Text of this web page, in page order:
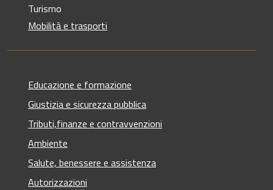
Turismo
Mobilità e trasporti
Educazione e formazione
Giustizia e sicurezza pubblica
Tributi,finanze e contravvenzioni
Ambiente
Salute, benessere e assistenza
Autorizzazioni